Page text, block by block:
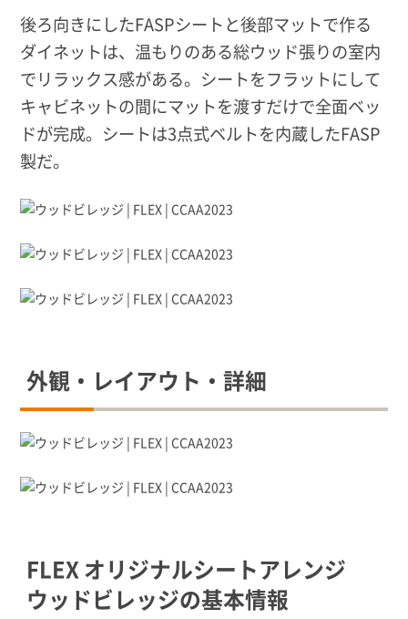
後ろ向きにしたFASPシートと後部マットで作る
ダイネットは、温もりのある総ウッド張りの室内
でリラックス感がある。シートをフラットにして
キャビネットの間にマットを渡すだけで全面ベッ
ドが完成。シートは3点式ベルトを内蔵したFASP
製だ。
外観・レイアウト・詳細
FLEX オリジナルシートアレンジ
ウッドビレッジの基本情報